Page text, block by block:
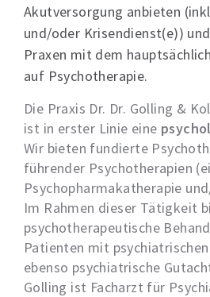
Akutversorgung anbieten
und/oder Krisendienst(e))
Praxen mit dem
auf Psychotherapie.
Die Praxis Dr. Dr. Golling &
ist in erster Linie eine
Wir bieten fundierte
führender Psychotherapien
Psychopharmakatherapie
Im Rahmen dieser Tätigkeit
psychotherapeutische
Patienten mit
ebenso psychiatrische
Golling ist Facharzt für